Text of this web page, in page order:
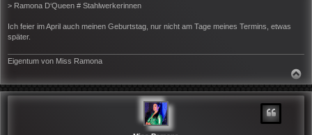
> Ramona D‘Queen # Stahlwerkerinnen
Ich feier im April auch meinen Geburtstag, nur nicht am Tage meines Termins, etwas
später.
Eigentum von Miss Ramona
C